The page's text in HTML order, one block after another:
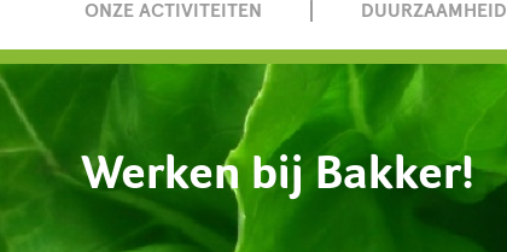
ONZE ACTIVITEITEN DUURZAAMHEID
Werken bij Bakker!